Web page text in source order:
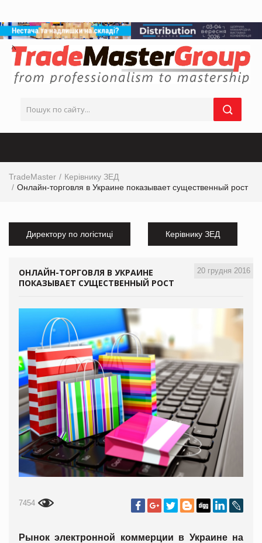
TradeMaster
Керівнику ЗЕД
Онлайн-торговля в Украине показывает существенный рост
Директору по логістиці Керівнику ЗЕД
20 грудня 2016
ОНЛАЙН-ТОРГОВЛЯ В УКРАИНЕ
ПОКАЗЫВАЕТ СУЩЕСТВЕННЫЙ РОСТ
7454
Рынок электронной коммерции в Украине на